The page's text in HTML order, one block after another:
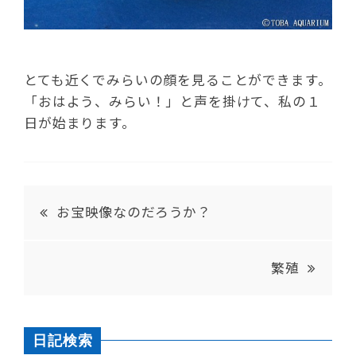
とても近くでみらいの顔を見ることができます。
「おはよう、みらい！」と声を掛けて、私の１
日が始まります。
お宝映像なのだろうか？
繁殖
日記検索